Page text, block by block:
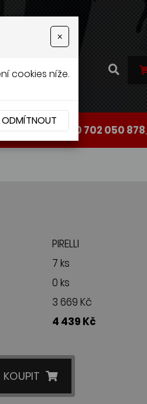
+420 702 050 878,
PIRELLI
7 ks
0 ks
3 669 Kč
4 439 Kč
KOUPIT
×
cookies níže.
ODMÍTNOUT